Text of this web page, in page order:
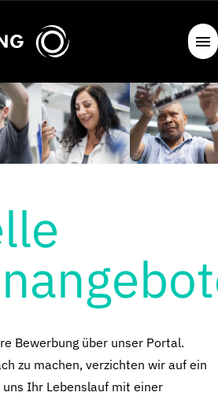
Bewerbung über unser Portal.
zu machen, verzichten wir auf ein
Ihr Lebenslauf mit einer